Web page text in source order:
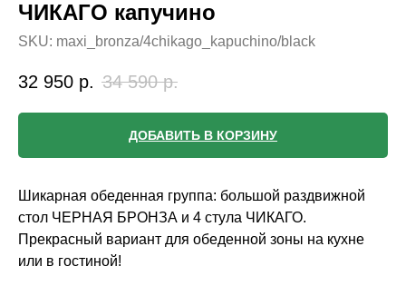
ЧИКАГО капучино
SKU: maxi_bronza/4chikago_kapuchino/black
32 950 р. 34 590 р.
ДОБАВИТЬ В КОРЗИНУ
Шикарная обеденная группа: большой раздвижной
стол ЧЕРНАЯ БРОНЗА и 4 стула ЧИКАГО.
Прекрасный вариант для обеденной зоны на кухне
или в гостиной!